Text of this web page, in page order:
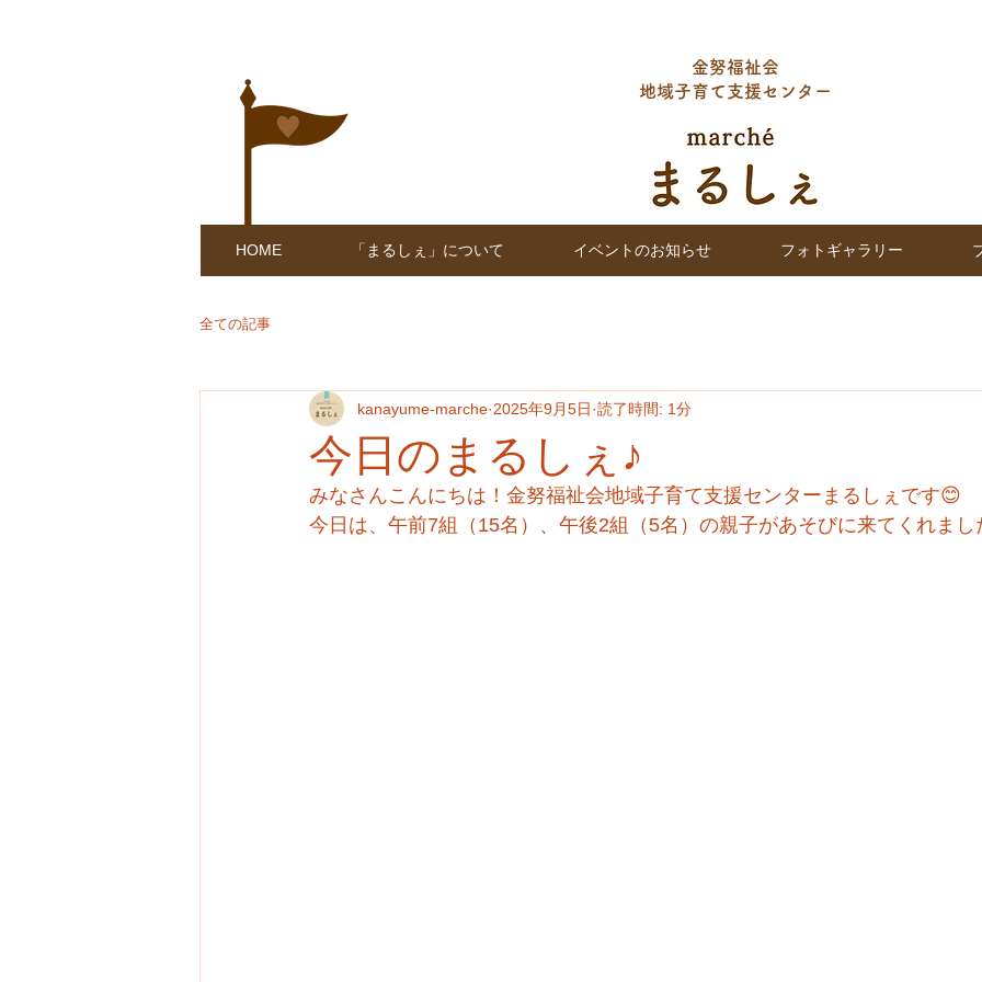
HOME 「まるしぇ」について イベントのお知らせ フォトギャラリー
金努福祉会
地域子育て支援センター
全ての記事
今日のまるしぇ♪
kanayume-marche 2025年9月5日 読了時間: 1分
みなさんこんにちは！金努福祉会地域子育て支援センターまるしぇです😊
今日は、午前7組（15名）、午後2組（5名）の親子があそびに来てくれまし